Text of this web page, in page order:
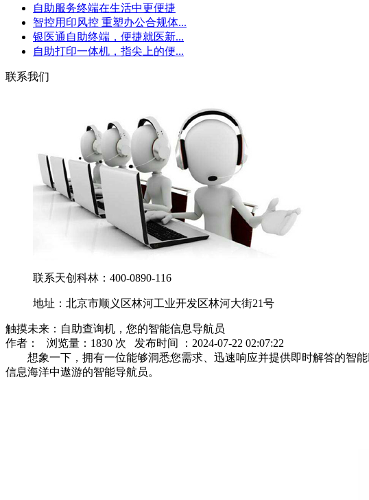
自助服务终端在生活中更便捷
智控用印风控 重塑办公合规体...
银医通自助终端，便捷就医新...
自助打印一体机，指尖上的便...
联系我们
联系天创科林：400-0890-116
地址：北京市顺义区林河工业开发区林河大街21号
触摸未来：自助查询机，您的智能信息导航员
作者： 浏览量：1830 次 发布时间 ：2024-07-22 02:07:22
想象一下，拥有一位能够洞悉您需求、迅速响应并提供即时解答的智能
信息海洋中遨游的智能导航员。